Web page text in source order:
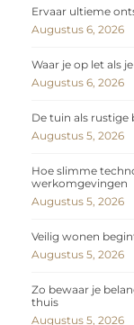
Ervaar ultieme
Augustus 6, 2026
Waar je op let als
Augustus 6, 2026
De tuin als rustige
Augustus 5, 2026
Hoe slimme
werkomgevingen
Augustus 5, 2026
Veilig wonen
Augustus 5, 2026
Zo bewaar je
thuis
Augustus 5, 2026